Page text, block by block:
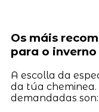
Os máis
para o
A escolla da
da túa cheminea.
demandadas son: